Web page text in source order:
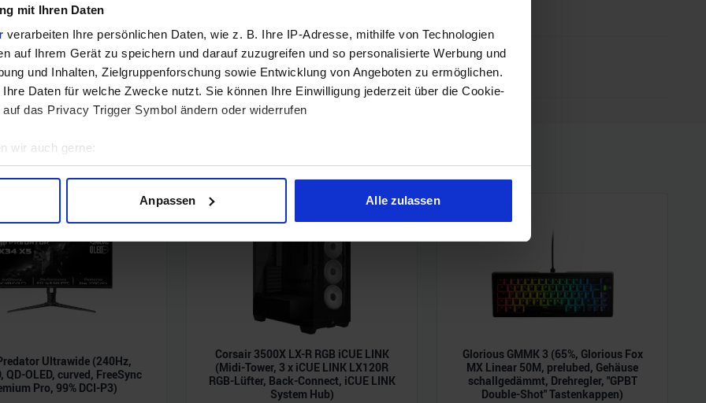
mit Ihren Daten
verarbeiten Ihre persönlichen Daten, wie z. B. Ihre IP-Adresse, mithilfe von Technologien
auf Ihrem Gerät zu speichern und darauf zuzugreifen und so personalisierte Werbung und
und Inhalten, Zielgruppenforschung sowie Entwicklung von Angeboten zu ermöglichen.
Daten für welche Zwecke nutzt. Sie können Ihre Einwilligung jederzeit über die Cookie-
das Privacy Trigger Symbol ändern oder widerrufen
wir auch gerne:
Lage erfassen, welche bis auf einige Meter genau sein können
Ihre persönlichen Daten verarbeitet werden, und legen Sie Ihre Präferenzen im
und Anzeigen zu personalisieren, Funktionen für soziale Medien anbieten zu können
zu analysieren. Außerdem geben wir Informationen zu Ihrer Verwendung unserer
soziale Medien, Werbung und Analysen weiter. Unsere Partner führen diese Informationen
zusammen, die Sie ihnen bereitgestellt haben oder die sie im Rahmen Ihrer Nutzung
Anpassen Alle zulassen
hab ichs nem Kumpel gezeigt und war er wieder beim alten Preis :D
Ultrawide (240Hz,
QD-OLED, curved, FreeSync
Pro, 99% DCI-P3)
Corsair 3500X LX-R RGB iCUE LINK
(Midi-Tower, 3 x iCUE LINK LX120R
RGB-Lüfter, Back-Connect, iCUE LINK
System Hub)
Glorious GMMK 3 (65%, Glorious Fox
MX Linear 50M, prelubed, Gehäuse
schallgedämmt, Drehregler, "GPBT
Double-Shot" Tastenkappen)